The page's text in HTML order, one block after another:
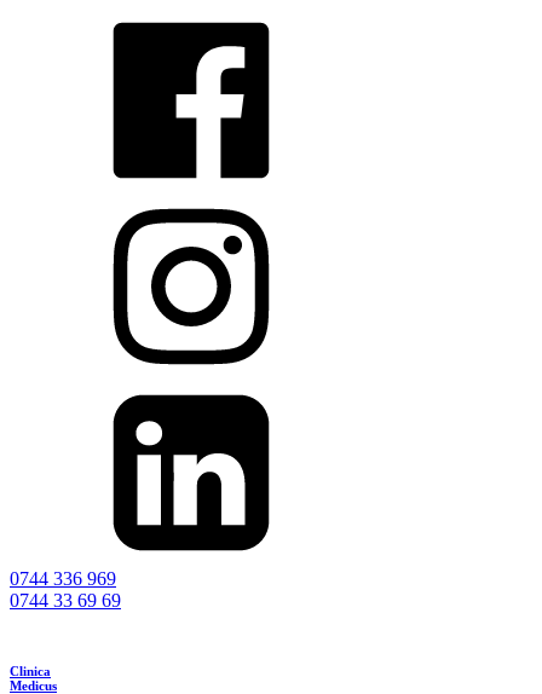
0744 336 969
0744 33 69 69
Clinica
Medicus